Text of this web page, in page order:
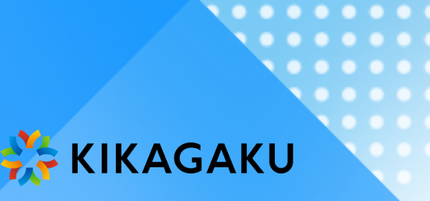
・数学の基礎知識を習得し、機械学習の理論を説
ディープラーニングの基礎を学び、PyTorch を
整までできている状態
対象者
人工知能・機械学習・ディープラーニングの理
・ AIエンジニアとのコミュニケーションを円滑に
AIに関わるビジネスを設計する上で思考の幅を